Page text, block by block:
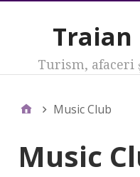
Traian
Turism, afaceri
Music Club
Music